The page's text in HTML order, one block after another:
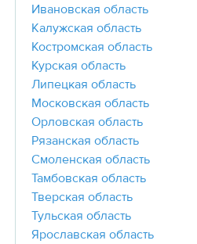
Ивановская область
Калужская область
Костромская область
Курская область
Липецкая область
Московская область
Орловская область
Рязанская область
Смоленская область
Тамбовская область
Тверская область
Тульская область
Ярославская область